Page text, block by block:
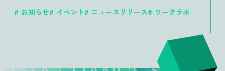
お知らせ イベント ニュースリリース ワークラボ